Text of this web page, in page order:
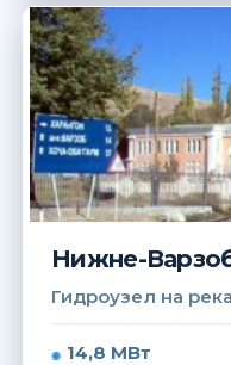
Нижне-
Гидроузел на
14,8 МВт